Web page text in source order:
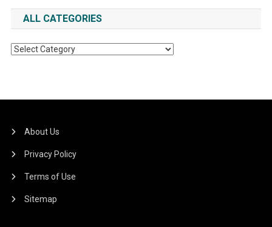
ALL CATEGORIES
All
About Us
Privacy Policy
Terms of Use
Sitemap